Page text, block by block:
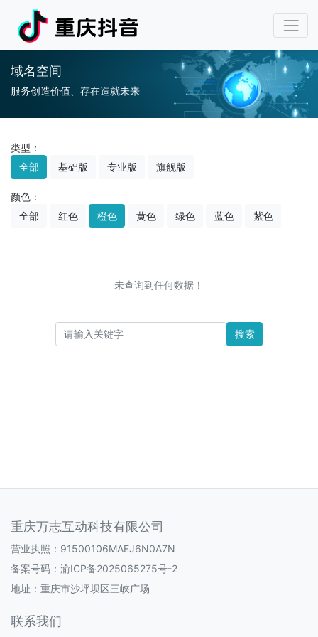
域名空间
服务创造价值、存在造就未来
类型：
全部
基础版 专业版 旗舰版
颜色：
全部
红色 橙色 黄色 绿色 蓝色 紫色
未查询到任何数据！
搜索
重庆万志互动科技有限公司
营业执照：91500106MAEJ6N0A7N
备案号码： 渝ICP备2025065275号-2
地址：重庆市沙坪坝区三峡广场
联系我们